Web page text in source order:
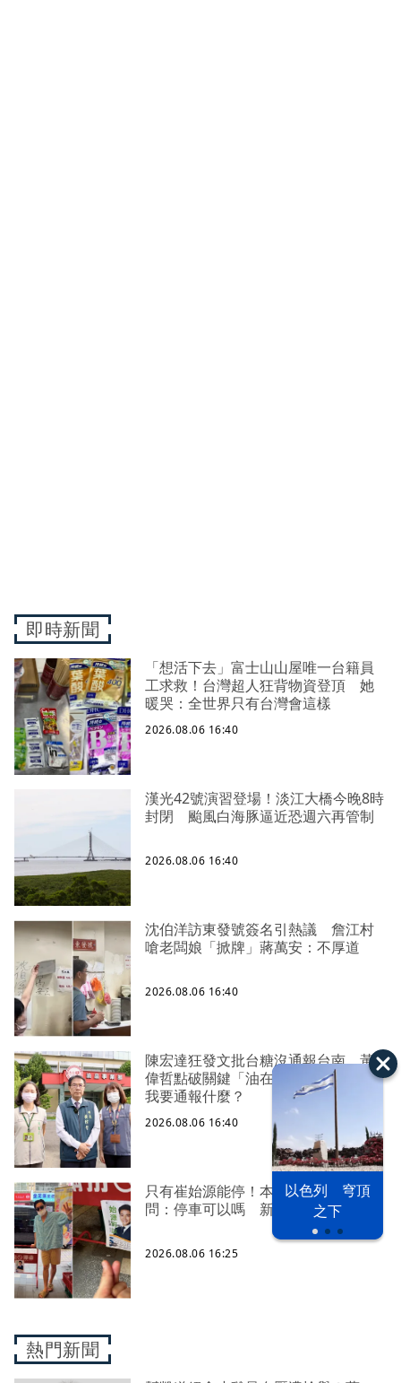
以色列 穹頂
之下
即時新聞
「想活下去」富士山山屋唯一台籍員
工求救！台灣超人狂背物資登頂 她
暖哭：全世界只有台灣會這樣
2026.08.06 16:40
漢光42號演習登場！淡江大橋今晚8時
封閉 颱風白海豚逼近恐週六再管制
2026.08.06 16:40
沈伯洋訪東發號簽名引熱議 詹江村
嗆老闆娘「掀牌」蔣萬安：不厚道
2026.08.06 16:40
陳宏達狂發文批台糖沒通報台南 黃
偉哲點破關鍵「油在台中」：你的油
我要通報什麼？
2026.08.06 16:40
只有崔始源能停！本尊好奇找上門親
問：停車可以嗎 新北店員粉樂壞
2026.08.06 16:25
熱門新聞